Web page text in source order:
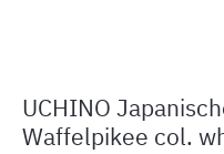
UCHINO
Waffelpikee col.